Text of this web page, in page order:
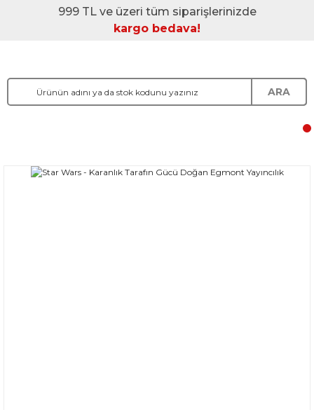
999 TL ve üzeri tüm siparişlerinizde
kargo bedava!
ARA